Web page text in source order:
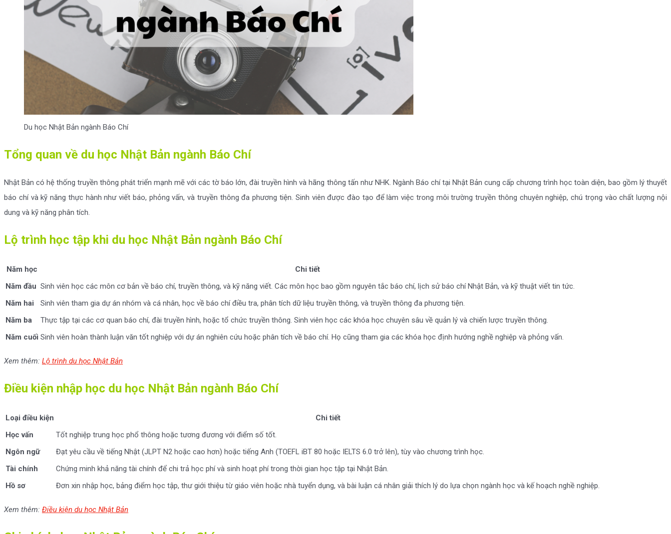
Du học Nhật Bản ngành Báo Chí
Tổng quan về du học Nhật Bản ngành Báo Chí
Nhật Bản có hệ thống truyền thông phát triển mạnh mẽ với các tờ báo lớn, đài truyền hình và hãng thông tấn như NHK. Ngành Báo chí tại Nhật Bản cung cấp chương trình học toàn diện, bao gồm lý thuyết
báo chí và kỹ năng thực hành như viết báo, phỏng vấn, và truyền thông đa phương tiện. Sinh viên được đào tạo để làm việc trong môi trường truyền thông chuyên nghiệp, chú trọng vào chất lượng nội
dung và kỹ năng phân tích.
Lộ trình học tập khi du học Nhật Bản ngành Báo Chí
Năm học
Chi tiết
Năm đầu Sinh viên học các môn cơ bản về báo chí, truyền thông, và kỹ năng viết. Các môn học bao gồm nguyên tắc báo chí, lịch sử báo chí Nhật Bản, và kỹ thuật viết tin tức.
Năm hai
Sinh viên tham gia dự án nhóm và cá nhân, học về báo chí điều tra, phân tích dữ liệu truyền thông, và truyền thông đa phương tiện.
Năm ba
Thực tập tại các cơ quan báo chí, đài truyền hình, hoặc tổ chức truyền thông. Sinh viên học các khóa học chuyên sâu về quản lý và chiến lược truyền thông.
Năm cuối Sinh viên hoàn thành luận văn tốt nghiệp với dự án nghiên cứu hoặc phân tích về báo chí. Họ cũng tham gia các khóa học định hướng nghề nghiệp và phỏng vấn.
Xem thêm: Lộ trình du học Nhật Bản
Điều kiện nhập học du học Nhật Bản ngành Báo Chí
Loại điều kiện
Chi tiết
Học vấn
Tốt nghiệp trung học phổ thông hoặc tương đương với điểm số tốt.
Ngôn ngữ
Đạt yêu cầu về tiếng Nhật (JLPT N2 hoặc cao hơn) hoặc tiếng Anh (TOEFL iBT 80 hoặc IELTS 6.0 trở lên), tùy vào chương trình học.
Tài chính
Chứng minh khả năng tài chính để chi trả học phí và sinh hoạt phí trong thời gian học tập tại Nhật Bản.
Hồ sơ
Đơn xin nhập học, bảng điểm học tập, thư giới thiệu từ giáo viên hoặc nhà tuyển dụng, và bài luận cá nhân giải thích lý do lựa chọn ngành học và kế hoạch nghề nghiệp.
Xem thêm: Điều kiện du học Nhật Bản